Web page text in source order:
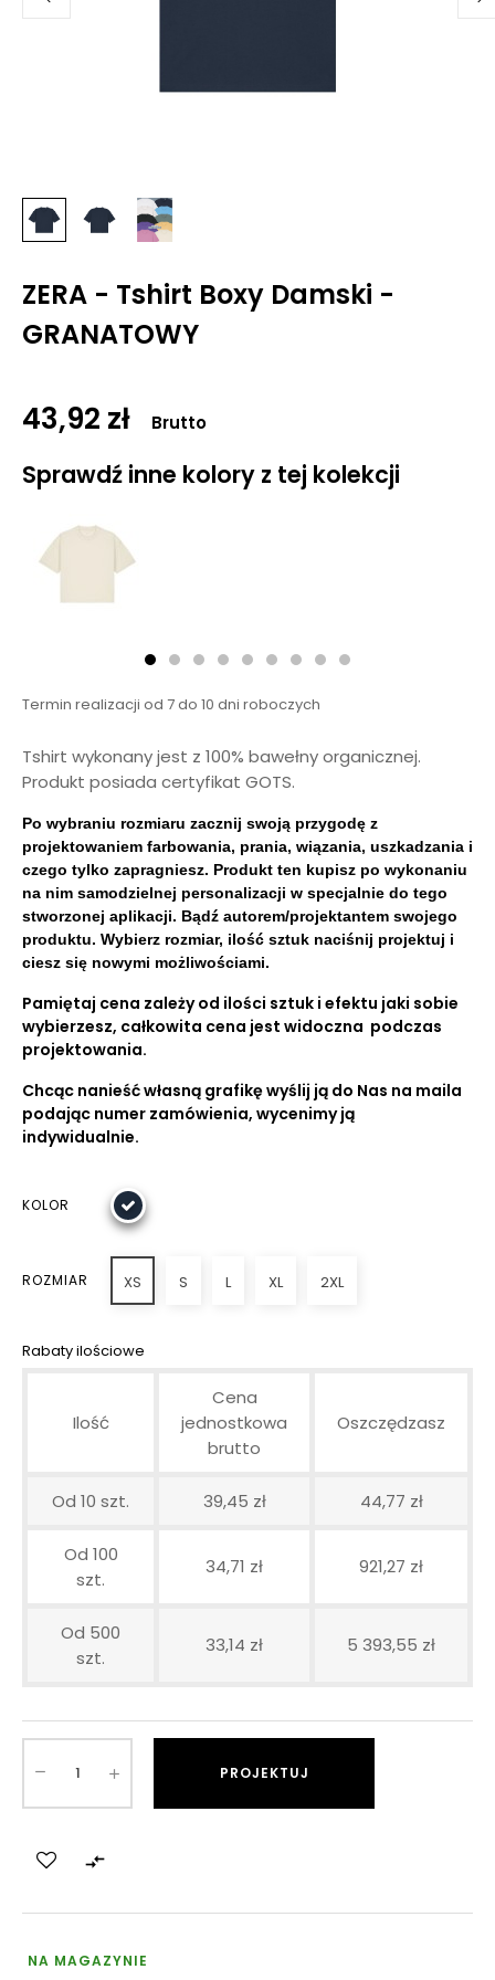
ZERA - Tshirt Boxy Damski -
GRANATOWY
43,92 zł Brutto
Sprawdź inne kolory z tej kolekcji
Termin realizacji od 7 do 10 dni roboczych
Tshirt wykonany jest z 100% bawełny organicznej.
Produkt posiada certyfikat GOTS.
Po wybraniu rozmiaru zacznij swoją przygodę z
projektowaniem farbowania, prania, wiązania, uszkadzania i
czego tylko zapragniesz. Produkt ten kupisz po wykonaniu
na nim samodzielnej personalizacji w specjalnie do tego
stworzonej aplikacji. Bądź autorem/projektantem swojego
produktu. Wybierz rozmiar, ilość sztuk naciśnij projektuj i
ciesz się nowymi możliwościami.
Pamiętaj cena zależy od ilości sztuk i efektu jaki sobie
wybierzesz, całkowita cena jest widoczna podczas
projektowania.
Chcąc nanieść własną grafikę wyślij ją do Nas na maila
podając numer zamówienia, wycenimy ją
indywidualnie.
KOLOR
ROZMIAR XS S L XL 2XL
Rabaty ilościowe
Ilość
Cena
jednostkowa
brutto
Oszczędzasz
Od 10 szt. 39,45 zł 44,77 zł
Od 100
szt.
34,71 zł 921,27 zł
Od 500
szt.
33,14 zł 5 393,55 zł
PROJEKTUJ

NA MAGAZYNIE